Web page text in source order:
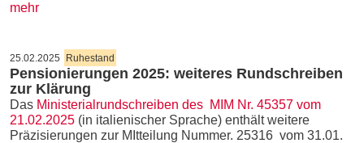
mehr
25.02.2025 Ruhestand
Pensionierungen 2025: weiteres Rundschreiben
zur Klärung
Das Ministerialrundschreiben des MIM Nr. 45357 vom
21.02.2025 (in italienischer Sprache) enthält weitere
Präzisierungen zur MItteilung Nummer. 25316 vom 31.01.